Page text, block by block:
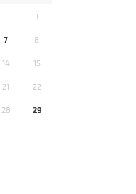
1
7 8
14 15
21 22
28 29